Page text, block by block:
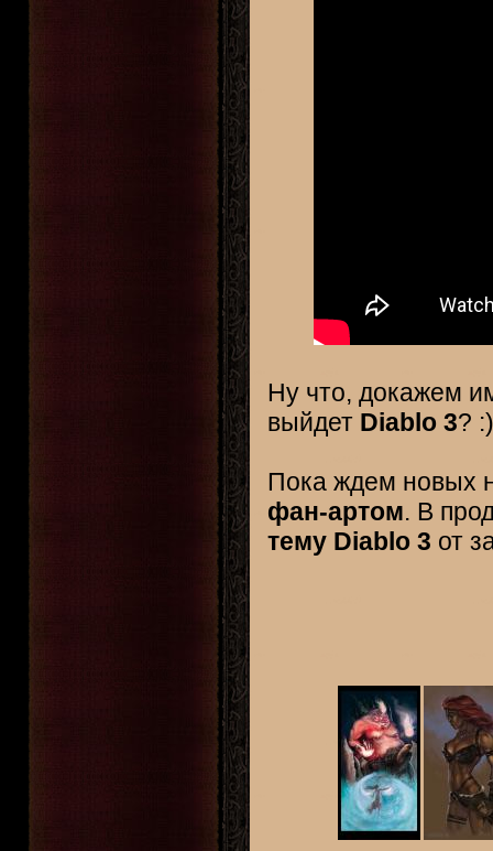
Ну что, докажем
выйдет Diablo 3? :)
Пока ждем новых
фан-артом. В
тему Diablo 3 от